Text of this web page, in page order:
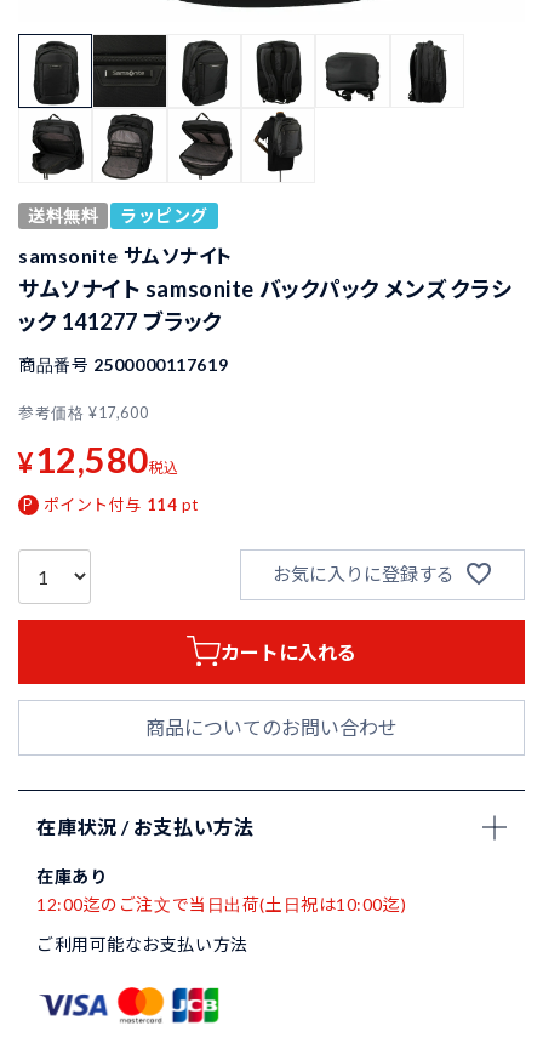
送料無料 ラッピング
samsonite サムソナイト
サムソナイト samsonite バックパック メンズ クラシ
ック 141277 ブラック
商品番号 2500000117619
参考価格 ¥17,600
¥12,580税込
ポイント付与 114 pt
お気に入りに登録する
カートに入れる
商品についてのお問い合わせ
在庫状況 / お支払い方法
在庫あり
12:00迄のご注文で当日出荷(土日祝は10:00迄)
ご利用可能なお支払い方法